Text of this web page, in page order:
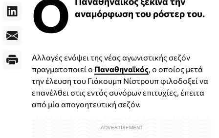
Ο αναμόρφωση του ρόστερ του.
Αλλαγές ενόψει της νέας αγωνιστικής σεζόν
πραγματοποιεί ο Παναθηναϊκός , ο οποίος μετά
την έλευση του Γιάκουμπ Νίστρουπ φιλοδοξεί να
επανέλθει στις εντός συνόρων επιτυχίες, έπειτα
από μία απογοητευτική σεζόν.